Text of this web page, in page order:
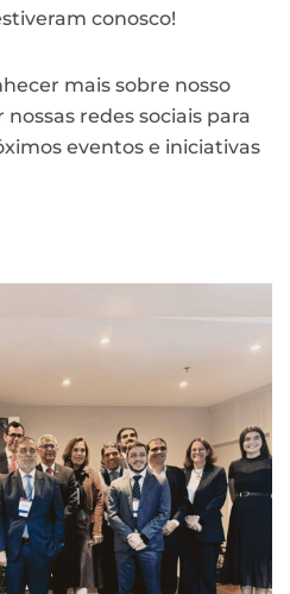
conosco!
mais sobre nosso
redes sociais para
eventos e iniciativas